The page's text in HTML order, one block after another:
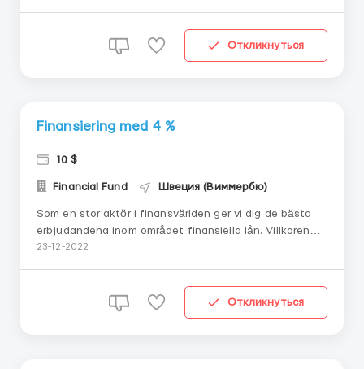
Откликнуться
Finansiering med 4 %
10 $
Financial Fund Швеция (Виммербю)
Som en stor aktör i finansvärlden ger vi dig de bästa
erbjudandena inom området finansiella lån. Villkoren
för att få lån är flexibla och mindre krävande, till
23-12-2022
Откликнуться